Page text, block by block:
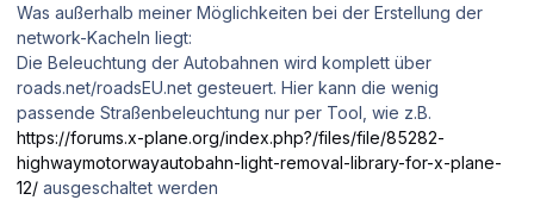
Was außerhalb meiner Möglichkeiten bei der Erstellung der
network-Kacheln liegt:
Die Beleuchtung der Autobahnen wird komplett über
roads.net/roadsEU.net gesteuert. Hier kann die wenig
passende Straßenbeleuchtung nur per Tool, wie z.B.
https://forums.x-plane.org/index.php?/files/file/85282-
highwaymotorwayautobahn-light-removal-library-for-x-plane-
12/ ausgeschaltet werden